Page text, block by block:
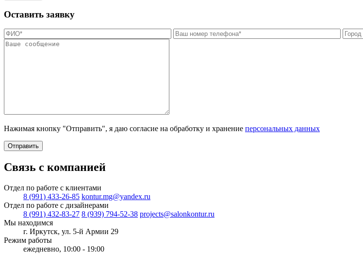
Оставить заявку
Нажимая кнопку "Отправить", я даю согласие на обработку и хранение персональных данных
Отправить
Связь с компанией
Отдел по работе с клиентами
8 (991) 433-26-85 kontur.mg@yandex.ru
Отдел по работе с дизайнерами
8 (991) 432-83-27 8 (939) 794-52-38 projects@salonkontur.ru
Мы находимся
г. Иркутск, ул. 5-й Армии 29
Режим работы
ежедневно, 10:00 - 19:00